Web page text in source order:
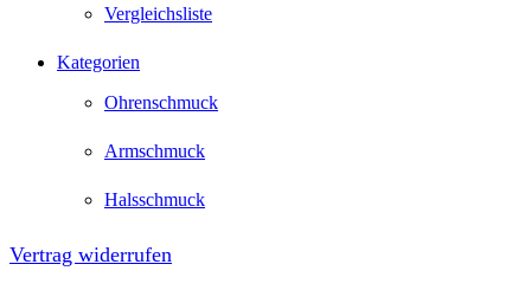
Vergleichsliste
Kategorien
Ohrenschmuck
Armschmuck
Halsschmuck
Vertrag widerrufen